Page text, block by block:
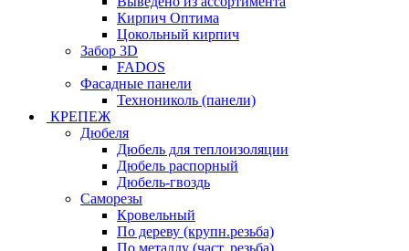
Кирпич Оптима
Цокольный кирпич
Забор 3D
FADOS
Фасадные панели
Технониколь (панели)
КРЕПЕЖ
Дюбеля
Дюбель для теплоизоляции
Дюбель распорный
Дюбель-гвоздь
Саморезы
Кровельный
По дереву (крупн.резьба)
По металлу (част. резьба)